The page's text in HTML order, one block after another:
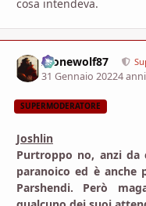
cosa intendeva.
Alonewolf87
31 Gennaio 20224 anni
SUPERMODERATORE
Joshlin
Purtroppo no, anzi da
paranoico ed è anche
Parshendi. Però